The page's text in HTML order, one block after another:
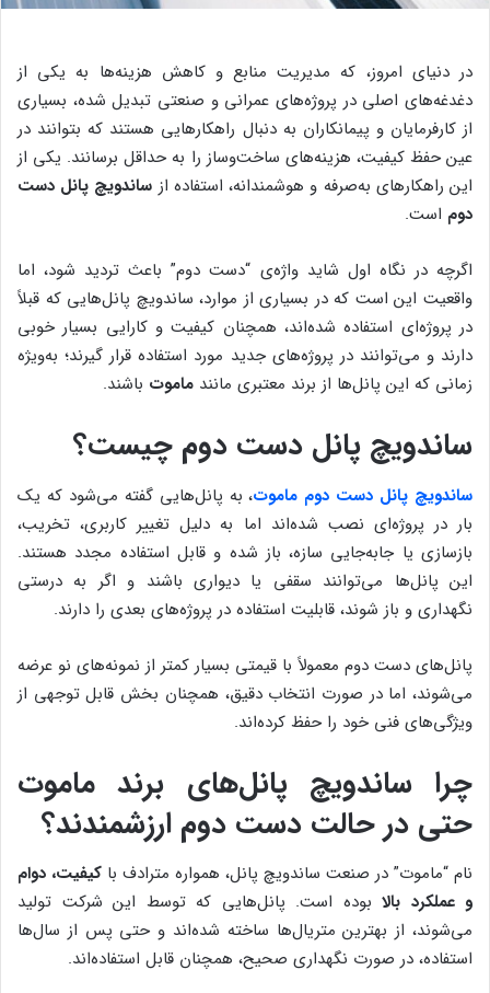
در دنیای امروز، که مدیریت منابع و کاهش هزینه‌ها به یکی از
دغدغه‌های اصلی در پروژه‌های عمرانی و صنعتی تبدیل شده، بسیاری
از کارفرمایان و پیمانکاران به دنبال راهکارهایی هستند که بتوانند در
عین حفظ کیفیت، هزینه‌های ساخت‌وساز را به حداقل برسانند. یکی از
این راهکارهای به‌صرفه و هوشمندانه، استفاده از ساندویچ پانل دست
دوم است.
اگرچه در نگاه اول شاید واژه‌ی “دست دوم” باعث تردید شود، اما
واقعیت این است که در بسیاری از موارد، ساندویچ پانل‌هایی که قبلاً
در پروژه‌ای استفاده شده‌اند، همچنان کیفیت و کارایی بسیار خوبی
دارند و می‌توانند در پروژه‌های جدید مورد استفاده قرار گیرند؛ به‌ویژه
زمانی که این پانل‌ها از برند معتبری مانند ماموت باشند.
ساندویچ پانل دست دوم چیست؟
ساندویچ پانل دست دوم ماموت، به پانل‌هایی گفته می‌شود که یک
بار در پروژه‌ای نصب شده‌اند اما به دلیل تغییر کاربری، تخریب،
بازسازی یا جابه‌جایی سازه، باز شده و قابل استفاده مجدد هستند.
این پانل‌ها می‌توانند سقفی یا دیواری باشند و اگر به درستی
نگهداری و باز شوند، قابلیت استفاده در پروژه‌های بعدی را دارند.
پانل‌های دست دوم معمولاً با قیمتی بسیار کمتر از نمونه‌های نو عرضه
می‌شوند، اما در صورت انتخاب دقیق، همچنان بخش قابل توجهی از
ویژگی‌های فنی خود را حفظ کرده‌اند.
چرا ساندویچ پانل‌های برند ماموت
حتی در حالت دست دوم ارزشمندند؟
نام “ماموت” در صنعت ساندویچ پانل، همواره مترادف با کیفیت، دوام
و عملکرد بالا بوده است. پانل‌هایی که توسط این شرکت تولید
می‌شوند، از بهترین متریال‌ها ساخته شده‌اند و حتی پس از سال‌ها
استفاده، در صورت نگهداری صحیح، همچنان قابل استفاده‌اند.